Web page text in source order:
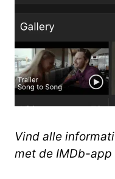
Vind alle
met de IMDb-app